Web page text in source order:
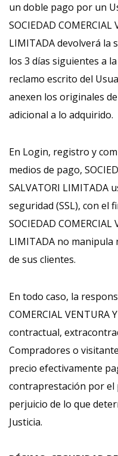
un doble pago por un
SOCIEDAD COMERCIAL
LIMITADA devolverá la
los 3 días siguientes a
reclamo escrito del
anexen los originales
adicional a lo adquirido.
En Login, registro y
medios de pago,
SALVATORI LIMITADA
seguridad (SSL), con el
SOCIEDAD COMERCIAL
LIMITADA no manipula
de sus clientes.
En todo caso, la
COMERCIAL VENTURA
contractual,
Compradores o
precio efectivamente
contraprestación por el
perjuicio de lo que
Justicia.